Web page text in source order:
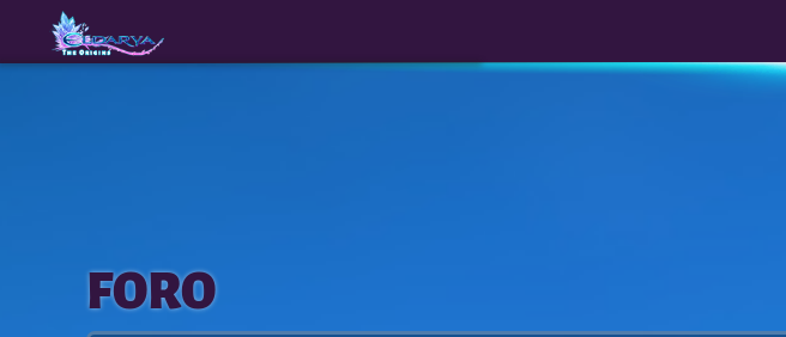
The
Origins
FORO